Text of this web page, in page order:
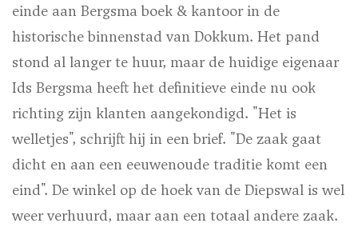
einde aan Bergsma boek & kantoor in de
historische binnenstad van Dokkum. Het pand
stond al langer te huur, maar de huidige eigenaar
Ids Bergsma heeft het definitieve einde nu ook
richting zijn klanten aangekondigd. "Het is
welletjes", schrijft hij in een brief. "De zaak gaat
dicht en aan een eeuwenoude traditie komt een
eind". De winkel op de hoek van de Diepswal is wel
weer verhuurd, maar aan een totaal andere zaak.